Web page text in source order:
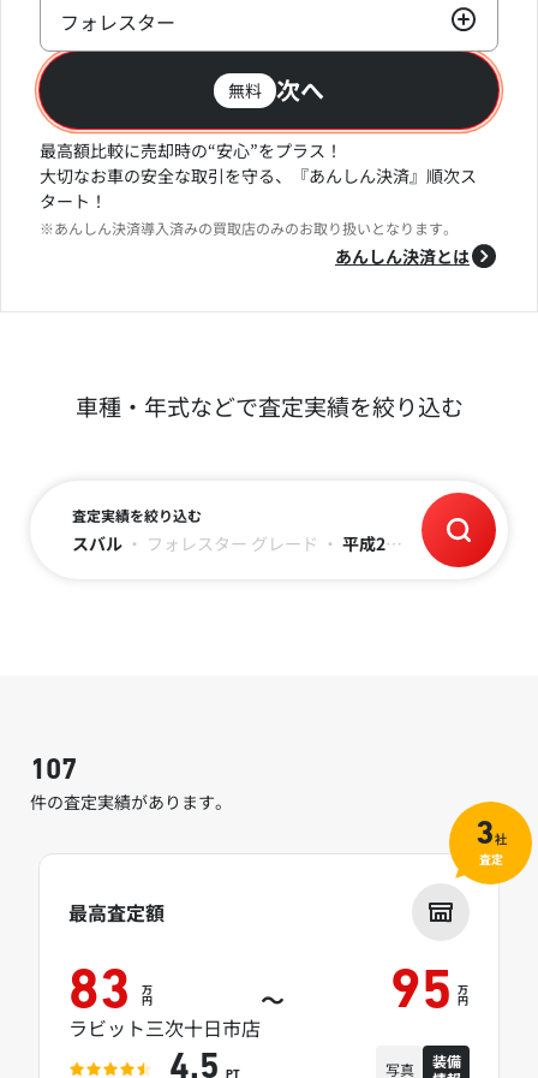
フォレスター
無料 次へ
最高額比較に売却時の“安心”をプラス！
大切なお車の安全な取引を守る、『あんしん決済』順次ス
タート！
※あんしん決済導入済みの買取店のみのお取り扱いとなります。
あんしん決済とは
車種・年式などで査定実績を絞り込む
査定実績を絞り込む
スバル ・ フォレスター グレード ・ 平成29年(2017)・ 走行
107
件の査定実績があります。
最高査定額
83 万
円 ～ 95 万
円
ラビット三次十日市店
4.5 写真
装備
3社
査定